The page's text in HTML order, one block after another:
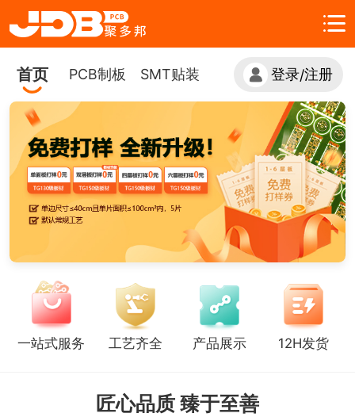
首页 PCB制板 SMT贴装 登录/注册
一站式服务 工艺齐全 产品展示 12H发货
匠心品质 臻于至善